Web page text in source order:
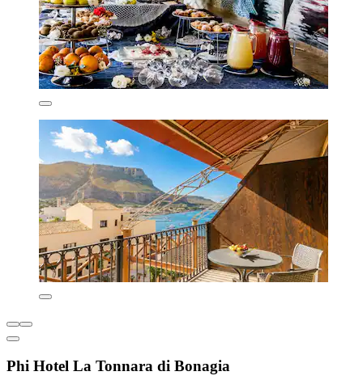
Phi Hotel La Tonnara di Bonagia